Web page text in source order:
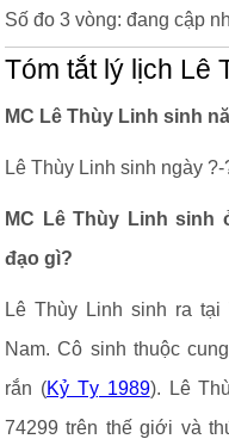
Số đo 3 vòng: đang cập
Tóm tắt lý lịch Lê
MC Lê Thùy Linh sinh
Lê Thùy Linh sinh ngày
MC Lê Thùy Linh sinh
đạo gì?
Lê Thùy Linh sinh ra
Nam. Cô sinh thuộc
rắn (Kỷ Tỵ 1989). Lê
74299 trên thế giới và